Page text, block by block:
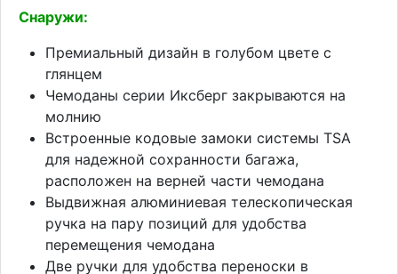
Снаружи:
Премиальный дизайн в голубом цвете с
глянцем
Чемоданы серии Иксберг закрываются на
молнию
Встроенные кодовые замоки системы TSA
для надежной сохранности багажа,
расположен на верней части чемодана
Выдвижная алюминиевая телескопическая
ручка на пару позиций для удобства
перемещения чемодана
Две ручки для удобства переноски в